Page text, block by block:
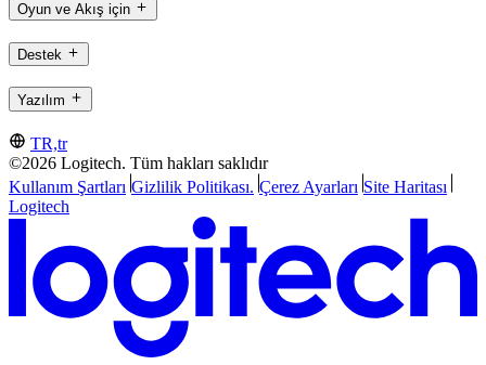
Oyun ve Akış için
Destek
Yazılım
TR,tr
©2026 Logitech. Tüm hakları saklıdır
Kullanım Şartları Gizlilik Politikası. Çerez Ayarları Site Haritası
Logitech